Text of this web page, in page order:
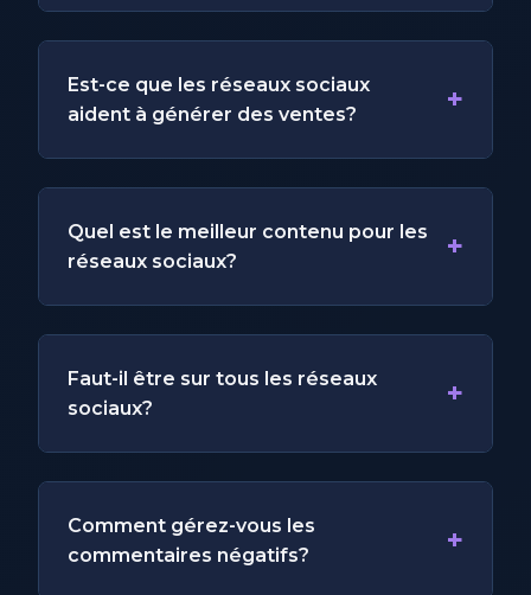
Est-ce que les réseaux sociaux
aident à générer des ventes?
+
Quel est le meilleur contenu pour les
réseaux sociaux?
+
Faut-il être sur tous les réseaux
sociaux?
+
Comment gérez-vous les
commentaires négatifs?
+